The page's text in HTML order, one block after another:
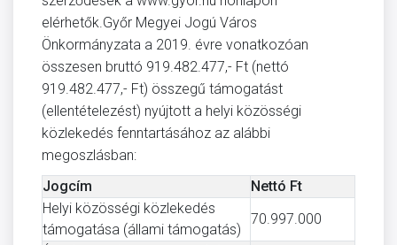
elérhetők.Győr Megyei Jogú Város
Önkormányzata a 2019. évre vonatkozóan
összesen bruttó 919.482.477,- Ft (nettó
919.482.477,- Ft) összegű támogatást
(ellentételezést) nyújtott a helyi közösségi
közlekedés fenntartásához az alábbi
megoszlásban:
Jogcím
Nettó Ft
Helyi közösségi közlekedés
támogatása (állami támogatás)
70.997.000